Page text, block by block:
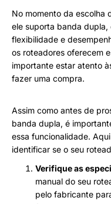
No momento da escolha
ele suporta banda dupla,
flexibilidade e
os roteadores oferecem
importante estar atento
fazer uma compra.
Assim como antes de
banda dupla, é
essa funcionalidade.
identificar se o seu
Verifique as
manual do seu
pelo fabricante